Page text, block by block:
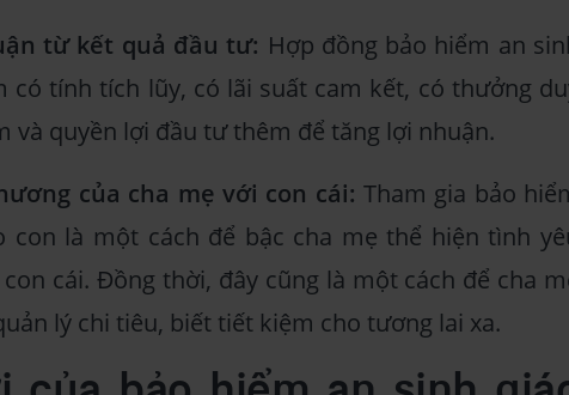
từ kết quả đầu tư: Hợp đồng bảo hiểm an
có tính tích lũy, có lãi suất cam kết, có thưởng
và quyền lợi đầu tư thêm để tăng lợi nhuận.
của cha mẹ với con cái: Tham gia bảo
con là một cách để bậc cha mẹ thể hiện tình
cái. Đồng thời, đây cũng là một cách để cha
lý chi tiêu, biết tiết kiệm cho tương lai xa.